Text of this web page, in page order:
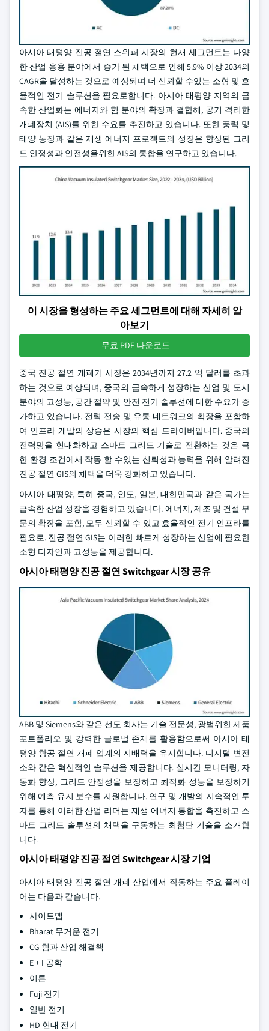
아시아 태평양 진공 절연 스위퍼 시장의 현재 세그먼트는 다양
한 산업 응용 분야에서 증가 된 채택으로 인해 5.9% 이상 2034의
CAGR을 달성하는 것으로 예상되며 더 신뢰할 수있는 소형 및 효
율적인 전기 솔루션을 필요로합니다. 아시아 태평양 지역의 급
속한 산업화는 에너지와 힘 분야의 확장과 결합해, 공기 격리한
개폐장치 (AIS)를 위한 수요를 추진하고 있습니다. 또한 풍력 및
태양 농장과 같은 재생 에너지 프로젝트의 성장은 향상된 그리
드 안정성과 안전성을위한 AIS의 통합을 연구하고 있습니다.
이 시장을 형성하는 주요 세그먼트에 대해 자세히 알
아보기
무료 PDF 다운로드
중국 진공 절연 개폐기 시장은 2034년까지 27.2 억 달러를 초과
하는 것으로 예상되며, 중국의 급속하게 성장하는 산업 및 도시
분야의 고성능, 공간 절약 및 안전 전기 솔루션에 대한 수요가 증
가하고 있습니다. 전력 전송 및 유통 네트워크의 확장을 포함하
여 인프라 개발의 상승은 시장의 핵심 드라이버입니다. 중국의
전력망을 현대화하고 스마트 그리드 기술로 전환하는 것은 극
한 환경 조건에서 작동 할 수있는 신뢰성과 능력을 위해 알려진
진공 절연 GIS의 채택을 더욱 강화하고 있습니다.
아시아 태평양, 특히 중국, 인도, 일본, 대한민국과 같은 국가는
급속한 산업 성장을 경험하고 있습니다. 에너지, 제조 및 건설 부
문의 확장을 포함, 모두 신뢰할 수 있고 효율적인 전기 인프라를
필요로. 진공 절연 GIS는 이러한 빠르게 성장하는 산업에 필요한
소형 디자인과 고성능을 제공합니다.
아시아 태평양 진공 절연 Switchgear 시장 공유
ABB 및 Siemens와 같은 선도 회사는 기술 전문성, 광범위한 제품
포트폴리오 및 강력한 글로벌 존재를 활용함으로써 아시아 태
평양 항공 절연 개폐 업계의 지배력을 유지합니다. 디지털 변전
소와 같은 혁신적인 솔루션을 제공합니다. 실시간 모니터링, 자
동화 향상, 그리드 안정성을 보장하고 최적화 성능을 보장하기
위해 예측 유지 보수를 지원합니다. 연구 및 개발의 지속적인 투
자를 통해 이러한 산업 리더는 재생 에너지 통합을 촉진하고 스
마트 그리드 솔루션의 채택을 구동하는 최첨단 기술을 소개합
니다.
아시아 태평양 진공 절연 Switchgear 시장 기업
아시아 태평양 진공 절연 개폐 산업에서 작동하는 주요 플레이
어는 다음과 같습니다.
사이트맵
Bharat 무거운 전기
CG 힘과 산업 해결책
E + I 공학
이튼
Fuji 전기
일반 전기
HD 현대 전기